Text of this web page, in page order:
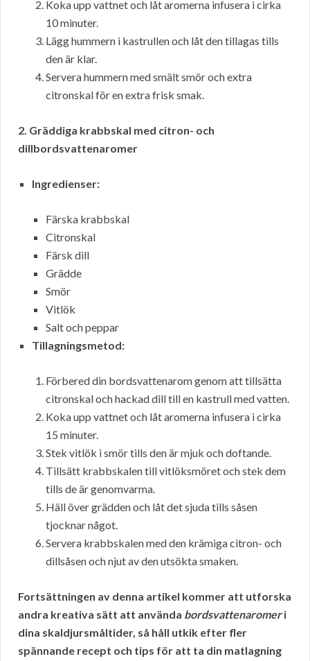
Koka upp vattnet och låt aromerna infusera i cirka
10 minuter.
Lägg hummern i kastrullen och låt den tillagas tills
den är klar.
Servera hummern med smält smör och extra
citronskal för en extra frisk smak.
2. Gräddiga krabbskal med citron- och
dillbordsvattenaromer
Ingredienser:
Färska krabbskal
Citronskal
Färsk dill
Grädde
Smör
Vitlök
Salt och peppar
Tillagningsmetod:
Förbered din bordsvattenarom genom att tillsätta
citronskal och hackad dill till en kastrull med vatten.
Koka upp vattnet och låt aromerna infusera i cirka
15 minuter.
Stek vitlök i smör tills den är mjuk och doftande.
Tillsätt krabbskalen till vitlöksmöret och stek dem
tills de är genomvarma.
Häll över grädden och låt det sjuda tills såsen
tjocknar något.
Servera krabbskalen med den krämiga citron- och
dillsåsen och njut av den utsökta smaken.
Fortsättningen av denna artikel kommer att utforska
andra kreativa sätt att använda bordsvattenaromeri
dina skaldjursmåltider, så håll utkik efter fler
spännande recept och tips för att ta din matlagning